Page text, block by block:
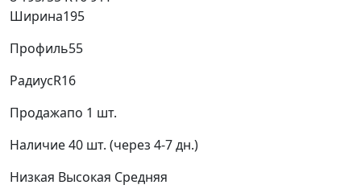
Ширина195
Профиль55
РадиусR16
Продажапо 1 шт.
Наличие40 шт. (через 4-7 дн.)
Низкая Высокая Средняя